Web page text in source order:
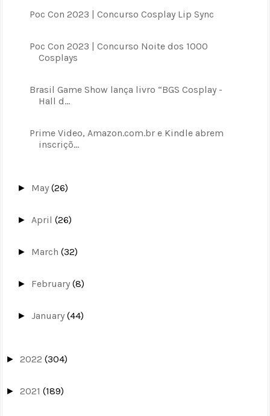
Poc Con 2023 | Concurso Cosplay Lip Sync
Poc Con 2023 | Concurso Noite dos 1000
Cosplays
Brasil Game Show lança livro “BGS Cosplay -
Hall d...
Prime Video, Amazon.com.br e Kindle abrem
inscriçõ...
► May(26)
► April(26)
► March(32)
► February(8)
►January(44)
► 2022 (304)
► 2021 (189)